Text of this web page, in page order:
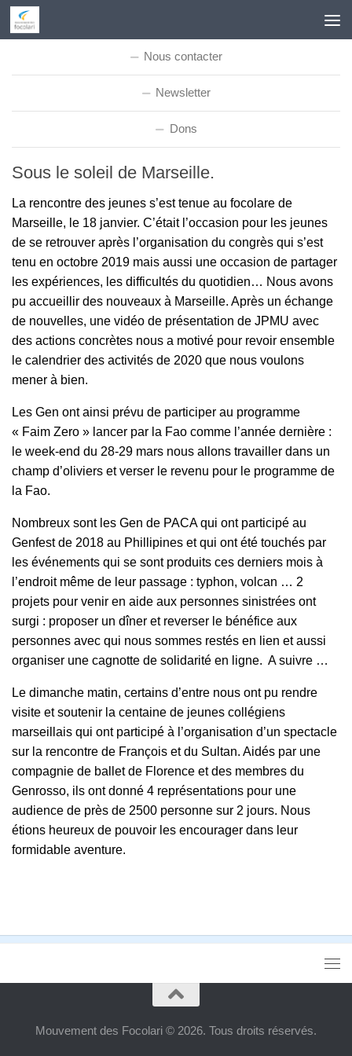
Skip to content
Nous contacter
Newsletter
Dons
Sous le soleil de Marseille.
La rencontre des jeunes s’est tenue au focolare de
Marseille, le 18 janvier. C’était l’occasion pour les jeunes
de se retrouver après l’organisation du congrès qui s’est
tenu en octobre 2019 mais aussi une occasion de partager
les expériences, les difficultés du quotidien… Nous avons
pu accueillir des nouveaux à Marseille. Après un échange
de nouvelles, une vidéo de présentation de JPMU avec
des actions concrètes nous a motivé pour revoir ensemble
le calendrier des activités de 2020 que nous voulons
mener à bien.
Les Gen ont ainsi prévu de participer au programme
« Faim Zero » lancer par la Fao comme l’année dernière :
le week-end du 28-29 mars nous allons travailler dans un
champ d’oliviers et verser le revenu pour le programme de
la Fao.
Nombreux sont les Gen de PACA qui ont participé au
Genfest de 2018 au Phillipines et qui ont été touchés par
les événements qui se sont produits ces derniers mois à
l’endroit même de leur passage : typhon, volcan … 2
projets pour venir en aide aux personnes sinistrées ont
surgi : proposer un dîner et reverser le bénéfice aux
personnes avec qui nous sommes restés en lien et aussi
organiser une cagnotte de solidarité en ligne. A suivre …
Le dimanche matin, certains d’entre nous ont pu rendre
visite et soutenir la centaine de jeunes collégiens
marseillais qui ont participé à l’organisation d’un spectacle
sur la rencontre de François et du Sultan. Aidés par une
compagnie de ballet de Florence et des membres du
Genrosso, ils ont donné 4 représentations pour une
audience de près de 2500 personne sur 2 jours. Nous
étions heureux de pouvoir les encourager dans leur
formidable aventure.
Mouvement des Focolari © 2026. Tous droits réservés.